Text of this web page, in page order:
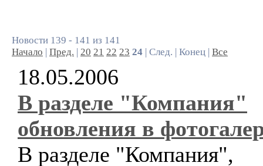
Новости 139 - 141 из 141
Начало | Пред. | 20 21 22 23 24 | След. | Конец | Все
18.05.2006
В разделе "Компания"
обновления в
В разделе "Компания",